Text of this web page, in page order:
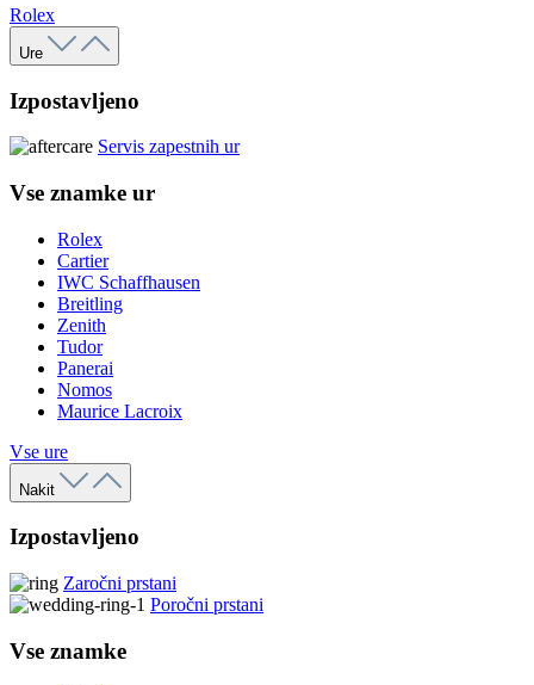
Rolex
Ure
Izpostavljeno
Servis zapestnih ur
Vse znamke ur
Rolex
Cartier
IWC Schaffhausen
Breitling
Zenith
Tudor
Panerai
Nomos
Maurice Lacroix
Vse ure
Nakit
Izpostavljeno
Zaročni prstani
Poročni prstani
Vse znamke